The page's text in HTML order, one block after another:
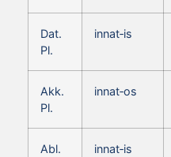
Dat.
Pl.
innat‑is
Akk.
Pl.
innat‑os
Abl.
innat‑is